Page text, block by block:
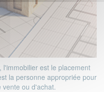
l'immobilier est le placement
la personne appropriée pour
ou d'achat.